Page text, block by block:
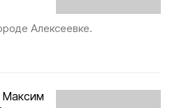
Алексеевке.
Максим